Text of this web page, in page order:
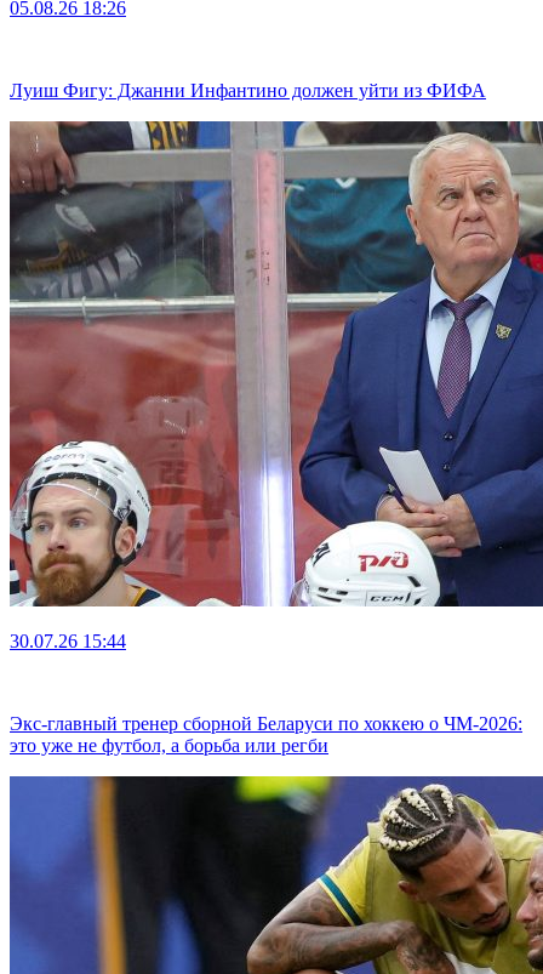
05.08.26 18:26
Луиш Фигу: Джанни Инфантино должен уйти из ФИФА
30.07.26 15:44
Экс-главный тренер сборной Беларуси по хоккею о ЧМ-2026:
это уже не футбол, а борьба или регби